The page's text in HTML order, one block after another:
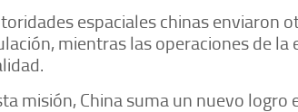
espaciales chinas enviaron
mientras las operaciones de
misión, China suma un nuevo